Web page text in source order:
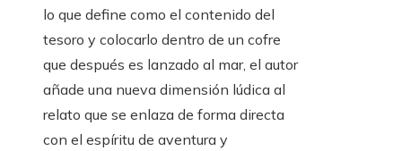
lo que define como el contenido del
tesoro y colocarlo dentro de un cofre
que después es lanzado al mar, el autor
añade una nueva dimensión lúdica al
relato que se enlaza de forma directa
con el espíritu de aventura y